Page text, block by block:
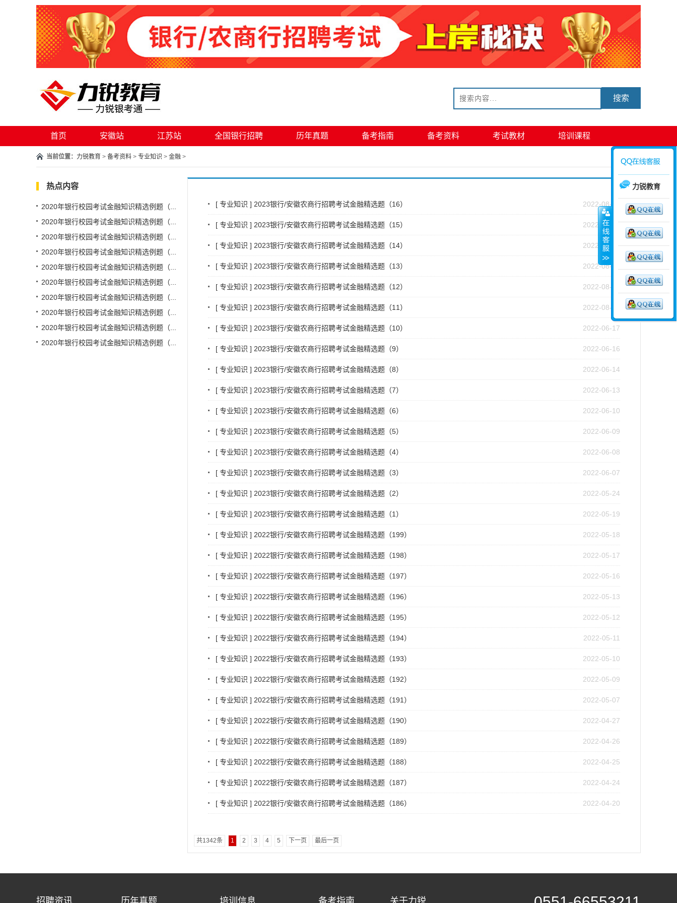
搜索
首页 安徽站 江苏站 全国银行招聘 历年真题 备考指南 备考资料 考试教材 培训课程
当前位置： 力锐教育 > 备考资料 > 专业知识 > 金融 >
热点内容
2020年银行校园考试金融知识精选例题（...
2020年银行校园考试金融知识精选例题（...
2020年银行校园考试金融知识精选例题（...
2020年银行校园考试金融知识精选例题（...
2020年银行校园考试金融知识精选例题（...
2020年银行校园考试金融知识精选例题（...
2020年银行校园考试金融知识精选例题（...
2020年银行校园考试金融知识精选例题（...
2020年银行校园考试金融知识精选例题（...
2020年银行校园考试金融知识精选例题（...
[ 专业知识 ] 2022-08-31
2023银行/安徽农商行招聘考试金融精选题（16）
[ 专业知识 ] 2022-08-28
2023银行/安徽农商行招聘考试金融精选题（15）
[ 专业知识 ] 2022-08-24
2023银行/安徽农商行招聘考试金融精选题（14）
[ 专业知识 ] 2022-08-22
2023银行/安徽农商行招聘考试金融精选题（13）
[ 专业知识 ] 2022-08-19
2023银行/安徽农商行招聘考试金融精选题（12）
[ 专业知识 ] 2022-08-10
2023银行/安徽农商行招聘考试金融精选题（11）
[ 专业知识 ] 2022-06-17
2023银行/安徽农商行招聘考试金融精选题（10）
[ 专业知识 ] 2022-06-16
2023银行/安徽农商行招聘考试金融精选题（9）
[ 专业知识 ] 2022-06-14
2023银行/安徽农商行招聘考试金融精选题（8）
[ 专业知识 ] 2022-06-13
2023银行/安徽农商行招聘考试金融精选题（7）
[ 专业知识 ] 2022-06-10
2023银行/安徽农商行招聘考试金融精选题（6）
[ 专业知识 ] 2022-06-09
2023银行/安徽农商行招聘考试金融精选题（5）
[ 专业知识 ] 2022-06-08
2023银行/安徽农商行招聘考试金融精选题（4）
[ 专业知识 ] 2022-06-07
2023银行/安徽农商行招聘考试金融精选题（3）
[ 专业知识 ] 2022-05-24
2023银行/安徽农商行招聘考试金融精选题（2）
[ 专业知识 ] 2022-05-19
2023银行/安徽农商行招聘考试金融精选题（1）
[ 专业知识 ] 2022-05-18
2022银行/安徽农商行招聘考试金融精选题（199）
[ 专业知识 ] 2022-05-17
2022银行/安徽农商行招聘考试金融精选题（198）
[ 专业知识 ] 2022-05-16
2022银行/安徽农商行招聘考试金融精选题（197）
[ 专业知识 ] 2022-05-13
2022银行/安徽农商行招聘考试金融精选题（196）
[ 专业知识 ] 2022-05-12
2022银行/安徽农商行招聘考试金融精选题（195）
[ 专业知识 ] 2022-05-11
2022银行/安徽农商行招聘考试金融精选题（194）
[ 专业知识 ] 2022-05-10
2022银行/安徽农商行招聘考试金融精选题（193）
[ 专业知识 ] 2022-05-09
2022银行/安徽农商行招聘考试金融精选题（192）
[ 专业知识 ] 2022-05-07
2022银行/安徽农商行招聘考试金融精选题（191）
[ 专业知识 ] 2022-04-27
2022银行/安徽农商行招聘考试金融精选题（190）
[ 专业知识 ] 2022-04-26
2022银行/安徽农商行招聘考试金融精选题（189）
[ 专业知识 ] 2022-04-25
2022银行/安徽农商行招聘考试金融精选题（188）
[ 专业知识 ] 2022-04-24
2022银行/安徽农商行招聘考试金融精选题（187）
[ 专业知识 ] 2022-04-20
2022银行/安徽农商行招聘考试金融精选题（186）
共1342条 1 2 3 4 5 下一页 最后一页
力锐教育